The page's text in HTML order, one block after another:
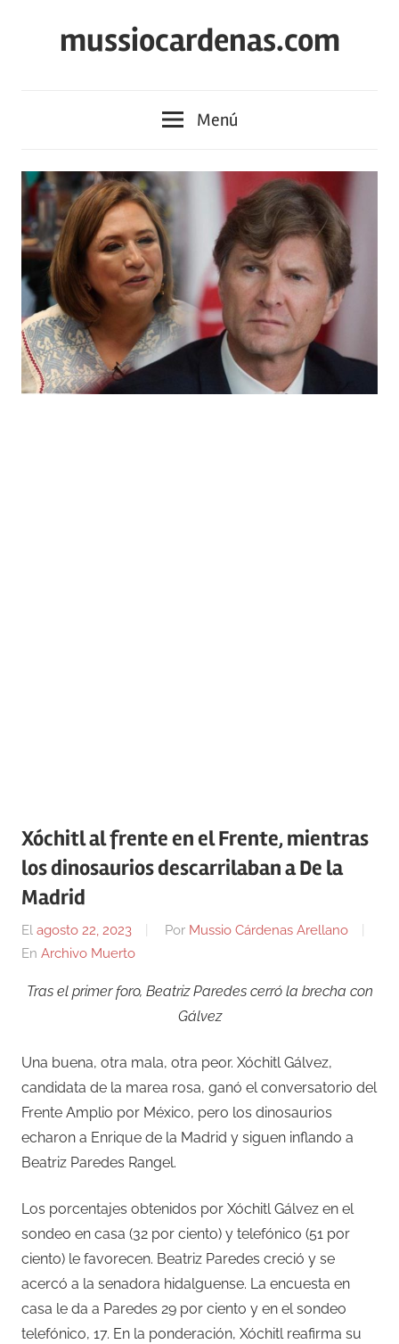
mussiocardenas.com
Menú
Xóchitl al frente en el Frente, mientras
los dinosaurios descarrilaban a De la
Madrid
El agosto 22, 2023 Por Mussio Cárdenas Arellano
En Archivo Muerto
Tras el primer foro, Beatriz Paredes cerró la brecha con
Gálvez
Una buena, otra mala, otra peor. Xóchitl Gálvez,
candidata de la marea rosa, ganó el conversatorio del
Frente Amplio por México, pero los dinosaurios
echaron a Enrique de la Madrid y siguen inflando a
Beatriz Paredes Rangel.
Los porcentajes obtenidos por Xóchitl Gálvez en el
sondeo en casa (32 por ciento) y telefónico (51 por
ciento) le favorecen. Beatriz Paredes creció y se
acercó a la senadora hidalguense. La encuesta en
casa le da a Paredes 29 por ciento y en el sondeo
telefónico, 17. En la ponderación, Xóchitl reafirma su